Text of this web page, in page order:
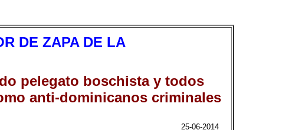
DE ZAPA DE LA
pelegato boschista y todos
anti-dominicanos criminales
25-06-2014